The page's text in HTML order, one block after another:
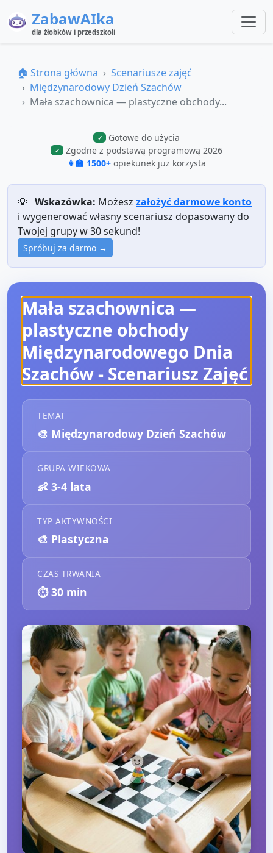
ZabawAIka
dla żłobków i przedszkoli
🏠 Strona główna
Scenariusze zajęć
Międzynarodowy Dzień Szachów
Mała szachownica — plastyczne obchody...
✓ Gotowe do użycia
✓
Zgodne z podstawą programową 2026
👩‍🏫 1500+ opiekunek już korzysta
💡 Wskazówka: Możesz założyć darmowe konto
i wygenerować własny scenariusz dopasowany do
Twojej grupy w 30 sekund!
Spróbuj za darmo →
Mała szachownica —
plastyczne obchody
Międzynarodowego Dnia
Szachów - Scenariusz Zajęć
TEMAT
🎨 Międzynarodowy Dzień Szachów
GRUPA WIEKOWA
👶 3-4 lata
TYP AKTYWNOŚCI
🎨 Plastyczna
CZAS TRWANIA
⏱️30 min